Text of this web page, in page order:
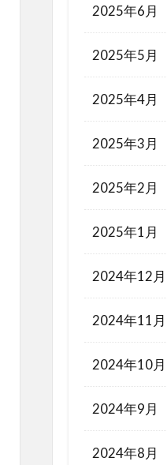
2025年6月
2025年5月
2025年4月
2025年3月
2025年2月
2025年1月
2024年12月
2024年11月
2024年10月
2024年9月
2024年8月